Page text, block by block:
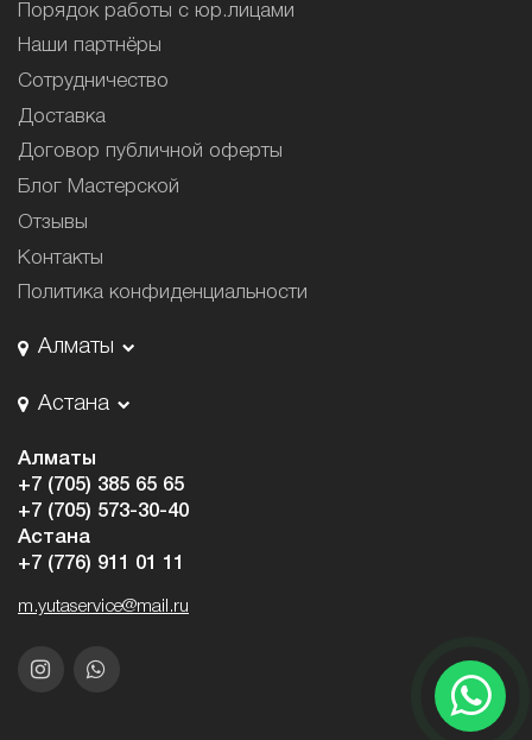
Порядок работы с юр.лицами
Наши партнёры
Сотрудничество
Доставка
Договор публичной оферты
Блог Мастерской
Отзывы
Контакты
Политика конфиденциальности
Алматы
Астана
Алматы
+7 (705) 385 65 65
+7 (705) 573-30-40
Астана
+7 (776) 911 01 11
m.yutaservice@mail.ru